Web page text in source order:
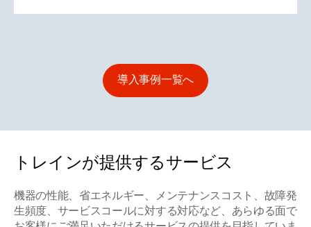
導入事例一覧へ
トレインが提供するサービス
機器の性能、省エネルギー、メンテナンスコスト、故障発
⽣頻度、サービスコールに対する対応など、あらゆる⾯で